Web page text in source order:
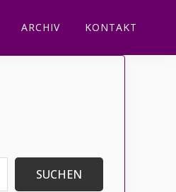
ARCHIV KONTAKT
SUCHEN